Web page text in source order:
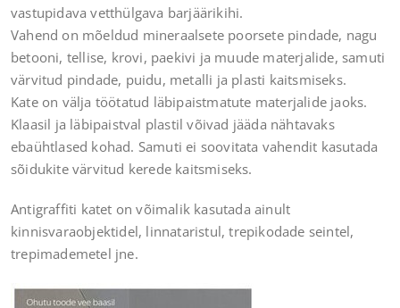
vastupidava vetthülgava barjäärikihi.
Vahend on mõeldud mineraalsete poorsete pindade, nagu
betooni, tellise, krovi, paekivi ja muude materjalide, samuti
värvitud pindade, puidu, metalli ja plasti kaitsmiseks.
Kate on välja töötatud läbipaistmatute materjalide jaoks.
Klaasil ja läbipaistval plastil võivad jääda nähtavaks
ebaühtlased kohad. Samuti ei soovitata vahendit kasutada
sõidukite värvitud kerede kaitsmiseks.
Antigraffiti katet on võimalik kasutada ainult
kinnisvaraobjektidel, linnataristul, trepikodade seintel,
trepimademetel jne.